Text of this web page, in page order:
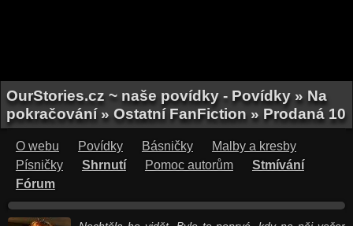
OurStories.cz ~ naše povídky - Povídky » Na
pokračování » Ostatní FanFiction » Prodaná 10
O webu Povídky Básničky
Malby a kresby
Písničky
Shrnutí Pomoc autorům
Stmívání
Fórum